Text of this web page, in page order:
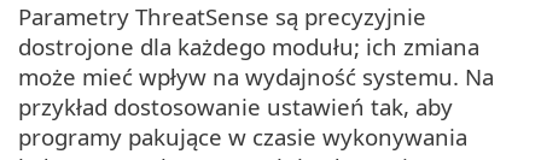
Parametry ThreatSense są precyzyjnie
dostrojone dla każdego modułu; ich zmiana
może mieć wpływ na wydajność systemu. Na
przykład dostosowanie ustawień tak, aby
programy pakujące w czasie wykonywania